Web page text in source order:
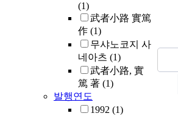
(1)
武者小路 實篤
作 (1)
무샤노코지 사
네아츠 (1)
武者小路, 實
篤 著 (1)
발행연도
1992 (1)